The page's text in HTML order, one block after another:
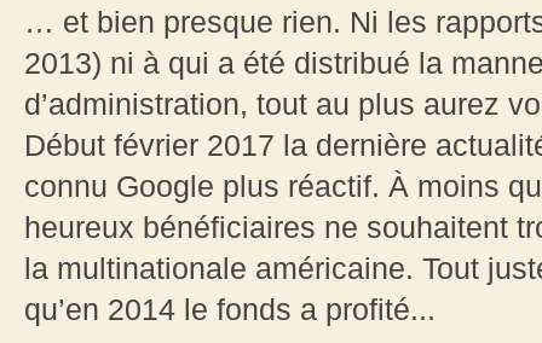
… et bien presque rien. Ni les
2013) ni à qui a été distribué la
d’administration, tout au plus aurez
Début février 2017 la dernière
connu Google plus réactif. À moins
heureux bénéficiaires ne souhaitent
la multinationale américaine. Tout
qu’en 2014 le fonds a profité...